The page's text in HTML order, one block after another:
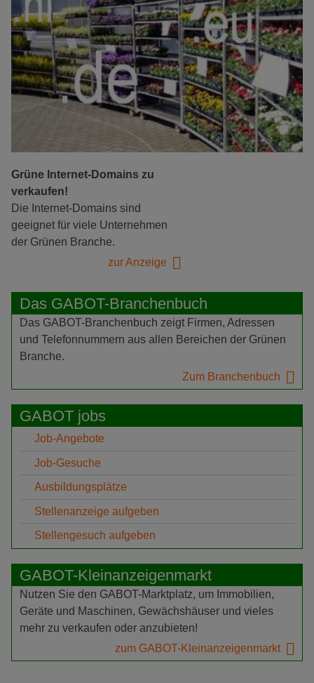
Grüne Internet-Domains zu
verkaufen!
Die Internet-Domains sind
geeignet für viele Unternehmen
der Grünen Branche.
zur Anzeige
Das GABOT-Branchenbuch
Das GABOT-Branchenbuch zeigt Firmen, Adressen
und Telefonnummern aus allen Bereichen der Grünen
Branche.
Zum Branchenbuch
GABOT jobs
Job-Angebote
Job-Gesuche
Ausbildungsplätze
Stellenanzeige aufgeben
Stellengesuch aufgeben
GABOT-Kleinanzeigenmarkt
Nutzen Sie den GABOT-Marktplatz, um Immobilien,
Geräte und Maschinen, Gewächshäuser und vieles
mehr zu verkaufen oder anzubieten!
zum GABOT-Kleinanzeigenmarkt